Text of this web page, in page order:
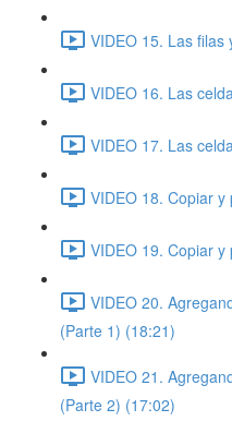
VIDEO 15. Las
VIDEO 16. Las
VIDEO 17. Las
VIDEO 18. Copiar
VIDEO 19. Copiar
VIDEO 20.
(Parte 1) (18:21)
VIDEO 21.
(Parte 2) (17:02)